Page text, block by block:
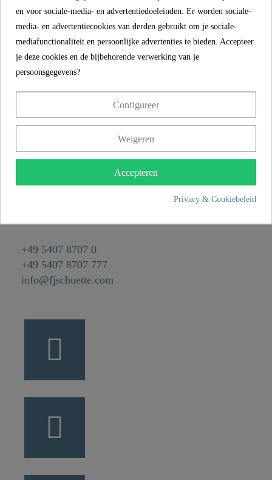
Gewicht 0,1 kg
Breedte 5,0 cm
1,8 cm
CONTACT
Franz Joseph Schütte GmbH
+49 5407 8707 0
+49 5407 8707 777
info@fjschuette.com
en voor sociale-media- en advertentiedoeleinden. Er worden sociale-
media- en advertentiecookies van derden gebruikt om je sociale-
mediafunctionaliteit en persoonlijke advertenties te bieden. Accepteer
je deze cookies en de bijbehorende verwerking van je
persoonsgegevens?
Configureer
Weigeren
Accepteren
Privacy & Cookiebeleid